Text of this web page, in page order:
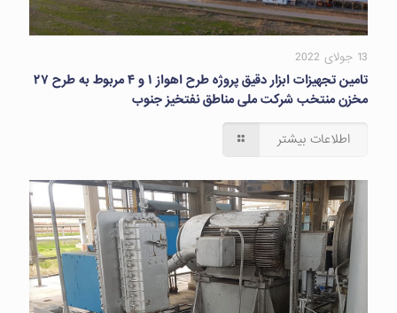
13 جولای 2022
تامین تجهیزات ابزار دقیق پروژه طرح اهواز ۱ و ۴ مربوط به طرح ۲۷
مخزن منتخب شرکت ملی مناطق نفتخیز جنوب
اطلاعات بیشتر